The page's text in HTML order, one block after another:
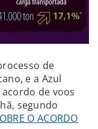
de
e a Azul
de voos
segundo
O ACORDO